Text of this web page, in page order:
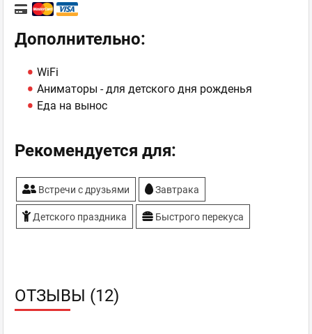
Дополнительно:
WiFi
Аниматоры - для детского дня рожденья
Еда на вынос
Рекомендуется для:
Встречи с друзьями Завтрака
Детского праздника Быстрого перекуса
ОТЗЫВЫ (12)